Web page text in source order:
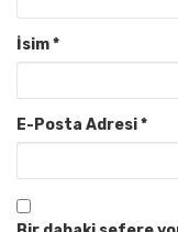
İsim*
E-Posta Adresi*